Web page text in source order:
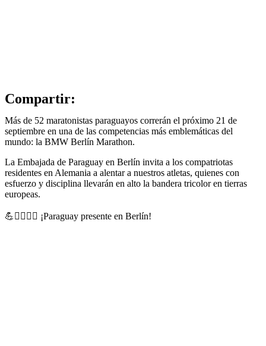
Compartir:
Más de 52 maratonistas paraguayos correrán el próximo 21 de
septiembre en una de las competencias más emblemáticas del
mundo: la BMW Berlín Marathon.
La Embajada de Paraguay en Berlín invita a los compatriotas
residentes en Alemania a alentar a nuestros atletas, quienes con
esfuerzo y disciplina llevarán en alto la bandera tricolor en tierras
europeas.
💪🏃‍♂️🏃‍♀️ ¡Paraguay presente en Berlín!